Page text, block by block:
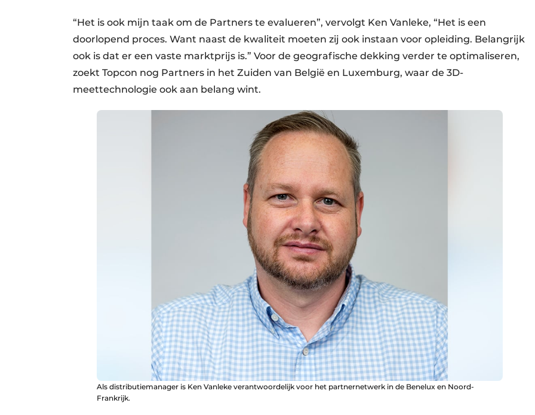
“Het is ook mijn taak om de Partners te evalueren”, vervolgt Ken Vanleke, “Het is een
doorlopend proces. Want naast de kwaliteit moeten zij ook instaan voor opleiding. Belangrijk
ook is dat er een vaste marktprijs is.” Voor de geografische dekking verder te optimaliseren,
zoekt Topcon nog Partners in het Zuiden van België en Luxemburg, waar de 3D-
meettechnologie ook aan belang wint.
Als distributiemanager is Ken Vanleke verantwoordelijk voor het partnernetwerk in de Benelux en Noord-
Frankrijk.